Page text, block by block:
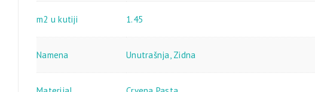
m2 u kutiji 1.45
Namena Unutrašnja, Zidna